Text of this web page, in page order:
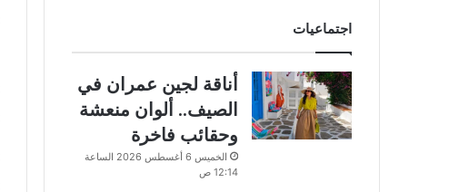
اجتماعيات
أناقة لجين عمران في
الصيف.. ألوان منعشة
وحقائب فاخرة
الخميس 6 أغسطس 2026 الساعة
12:14 ص